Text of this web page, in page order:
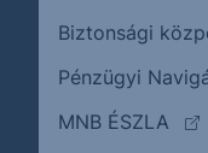
Biztonsági
Pénzügyi
MNB ÉSZLA